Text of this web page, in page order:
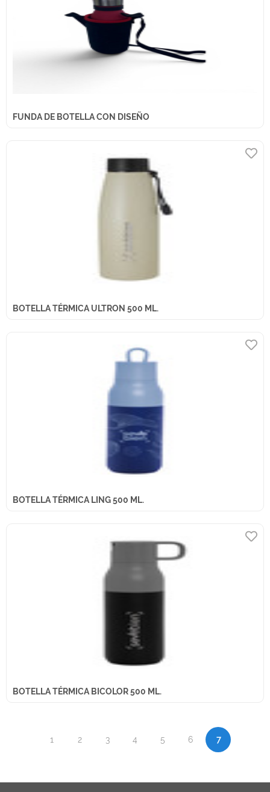
FUNDA DE BOTELLA CON DISEÑO
BOTELLA TÉRMICA ULTRON 500 ML.
BOTELLA TÉRMICA LING 500 ML.
BOTELLA TÉRMICA BICOLOR 500 ML.
1 2 3 4 5 6 7